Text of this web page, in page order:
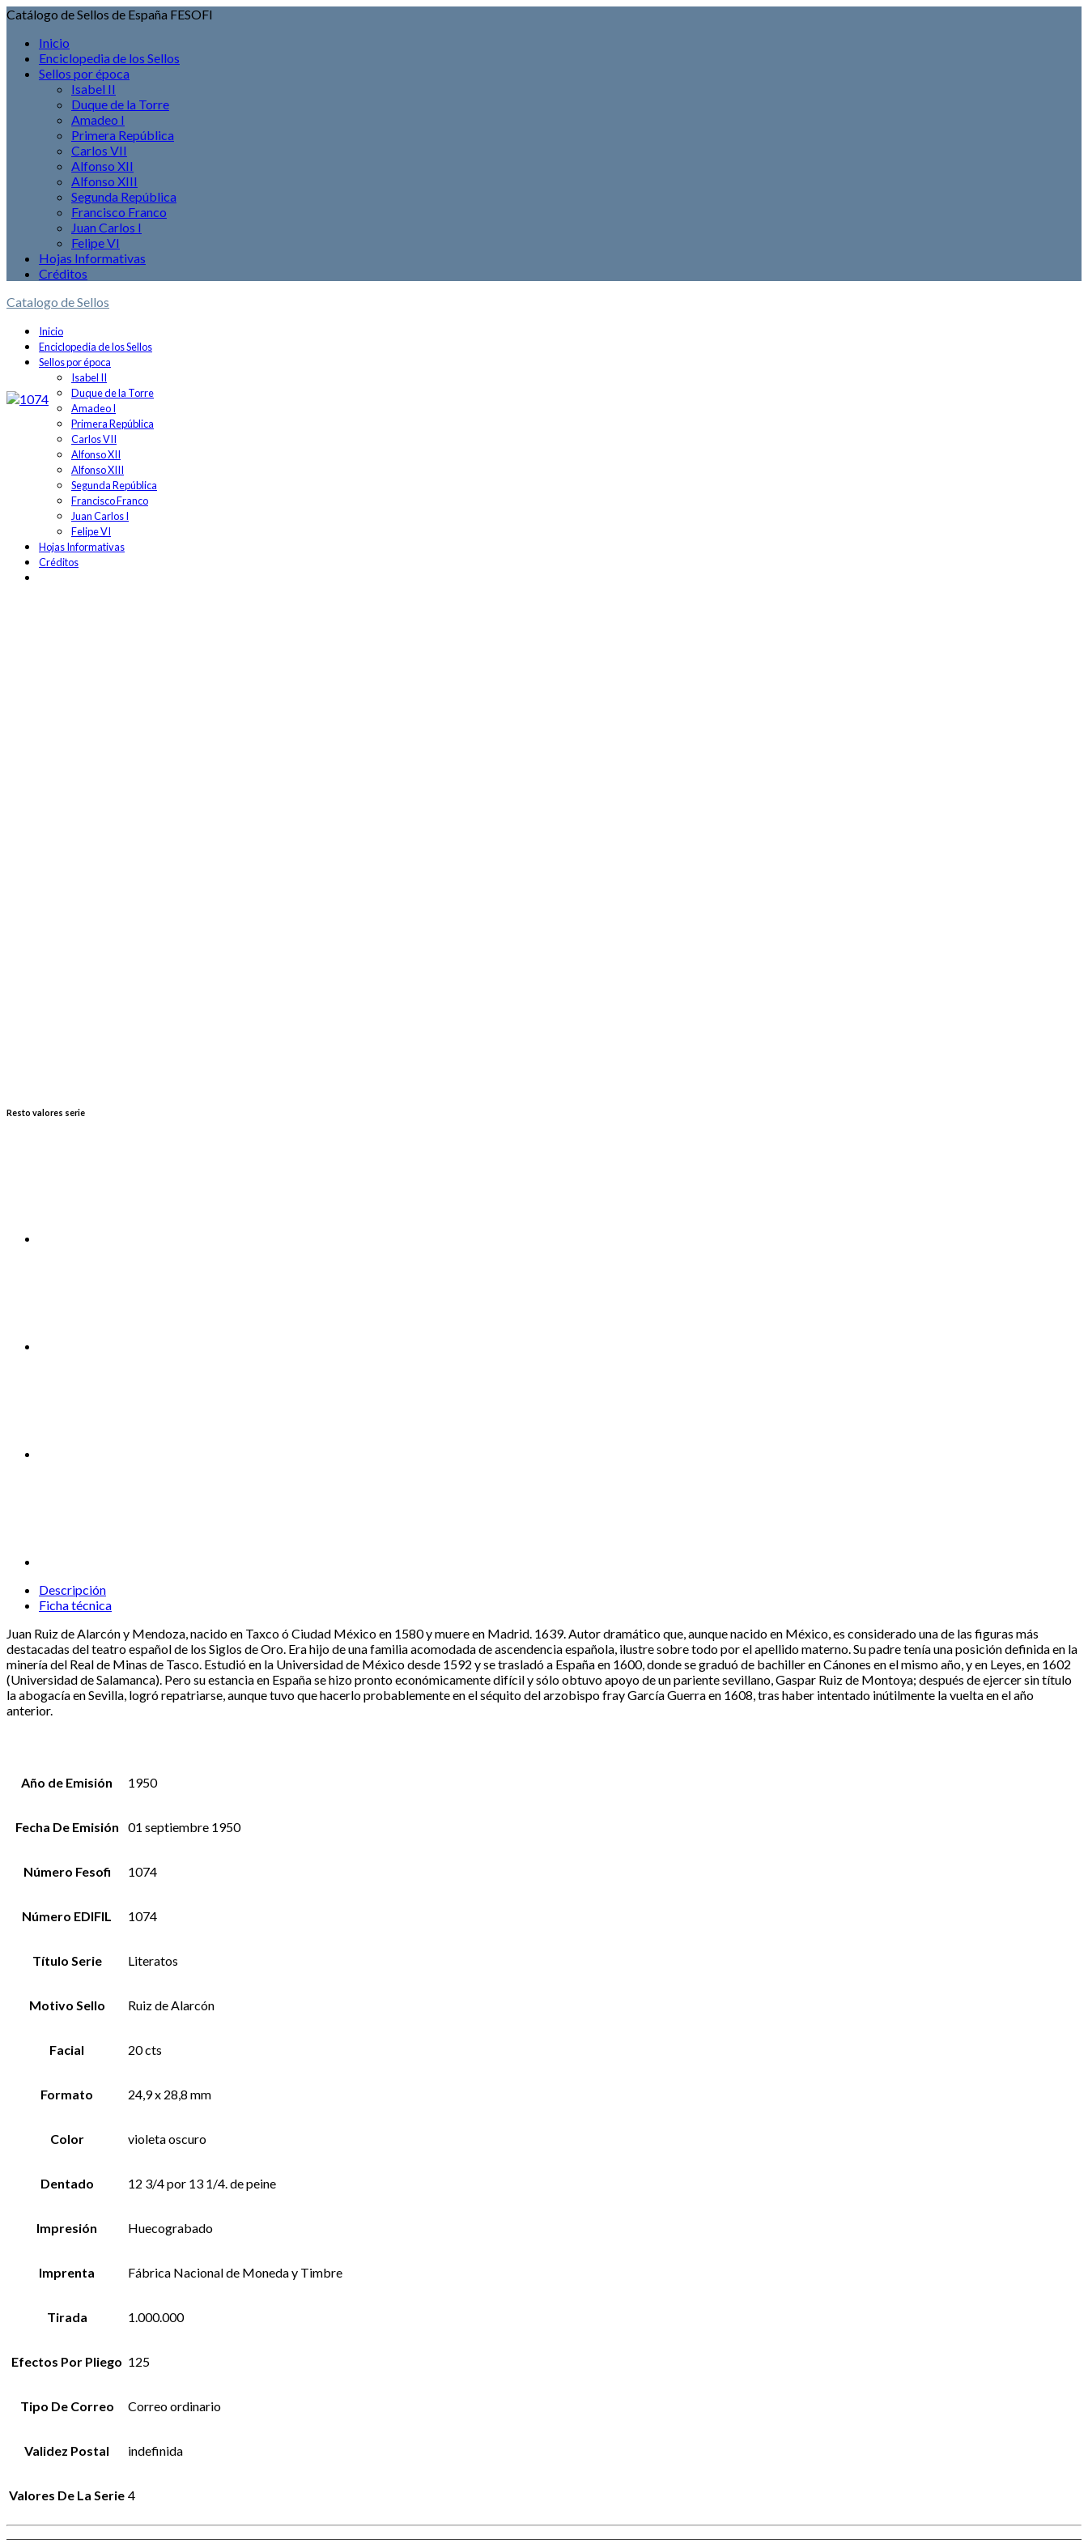
Catálogo de Sellos de España FESOFI
Inicio
Enciclopedia de los Sellos
Sellos por época
Isabel II
Duque de la Torre
Amadeo I
Primera República
Carlos VII
Alfonso XII
Alfonso XIII
Segunda República
Francisco Franco
Juan Carlos I
Felipe VI
Hojas Informativas
Créditos
Catalogo de Sellos
Inicio
Enciclopedia de los Sellos
Sellos por época
Isabel II
Duque de la Torre
Amadeo I
Primera República
Carlos VII
Alfonso XII
Alfonso XIII
Segunda República
Francisco Franco
Juan Carlos I
Felipe VI
Hojas Informativas
Créditos
Resto valores serie
Descripción
Ficha técnica
Juan Ruiz de Alarcón y Mendoza, nacido en Taxco ó Ciudad México en 1580 y muere en Madrid. 1639. Autor dramático que, aunque nacido en México, es considerado una de las figuras más
destacadas del teatro español de los Siglos de Oro. Era hijo de una familia acomodada de ascendencia española, ilustre sobre todo por el apellido materno. Su padre tenía una posición definida en la
minería del Real de Minas de Tasco. Estudió en la Universidad de México desde 1592 y se trasladó a España en 1600, donde se graduó de bachiller en Cánones en el mismo año, y en Leyes, en 1602
(Universidad de Salamanca). Pero su estancia en España se hizo pronto económicamente difícil y sólo obtuvo apoyo de un pariente sevillano, Gaspar Ruiz de Montoya; después de ejercer sin título
la abogacía en Sevilla, logró repatriarse, aunque tuvo que hacerlo probablemente en el séquito del arzobispo fray García Guerra en 1608, tras haber intentado inútilmente la vuelta en el año
anterior.
Año de Emisión 1950
Fecha De Emisión 01 septiembre 1950
Número Fesofi 1074
Número EDIFIL 1074
Título Serie Literatos
Motivo Sello Ruiz de Alarcón
Facial 20 cts
Formato 24,9 x 28,8 mm
Color violeta oscuro
Dentado 12 3/4 por 13 1/4. de peine
Impresión Huecograbado
Imprenta Fábrica Nacional de Moneda y Timbre
Tirada 1.000.000
Efectos Por Pliego 125
Tipo De Correo Correo ordinario
Validez Postal indefinida
Valores De La Serie 4